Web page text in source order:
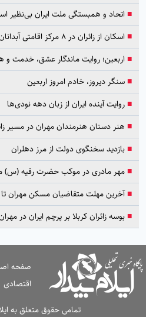
■ اتحاد و همبستگی ملت ایران بی‌نظیر
■ اسکان از زائران در ۸ مرکز اقامتی آبدانان
■ اربعین؛ روایت ماندگار عشق، خدمت
■سنگر دیروز، خادم امروز اربعین
■روایت آینده ایران از زبان دهه نودی‌ها
■ هنر دستان هنرمندان مهران در مسیر
■بازدید سخنگوی دولت از مرز دهلران
■مهر مادری در موکب حضرت رقیه (س)
■آخرین مهلت متقاضیان مسکن مهران تا
■بوسه زائران کربلا بر پرچم ایران در
صفحه
اقتصادی
تمامی حقوق متعلق به